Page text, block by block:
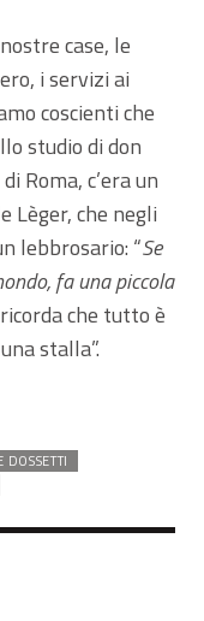
case, le
i servizi ai
coscienti che
studio di don
Roma, c’era un
Lèger, che negli
lebbrosario: “Se
fa una piccola
che tutto è
stalla”.
DOSSETTI